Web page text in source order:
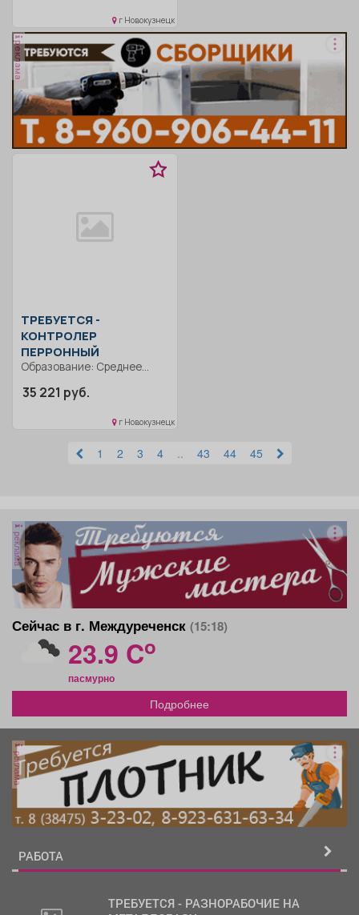
г Новокузнецк
реклама
ТРЕБУЕТСЯ -
КОНТРОЛЕР
ПЕРРОННЫЙ
Образование: Среднее
образование.. Производить
35 221 руб.
г Новокузнецк
1 2 3 4 .. 43 44 45
реклама
Сейчас в г. Междуреченск (15:18)
23.9 Co
пасмурно
Подробнее
реклама
РАБОТА
ТРЕБУЕТСЯ - РАЗНОРАБОЧИЕ НА